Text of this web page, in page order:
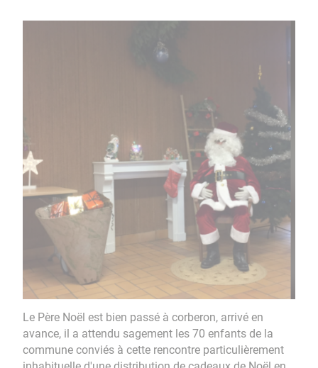
Le Père Noël est bien passé à corberon, arrivé en
avance, il a attendu sagement les 70 enfants de la
commune conviés à cette rencontre particulièrement